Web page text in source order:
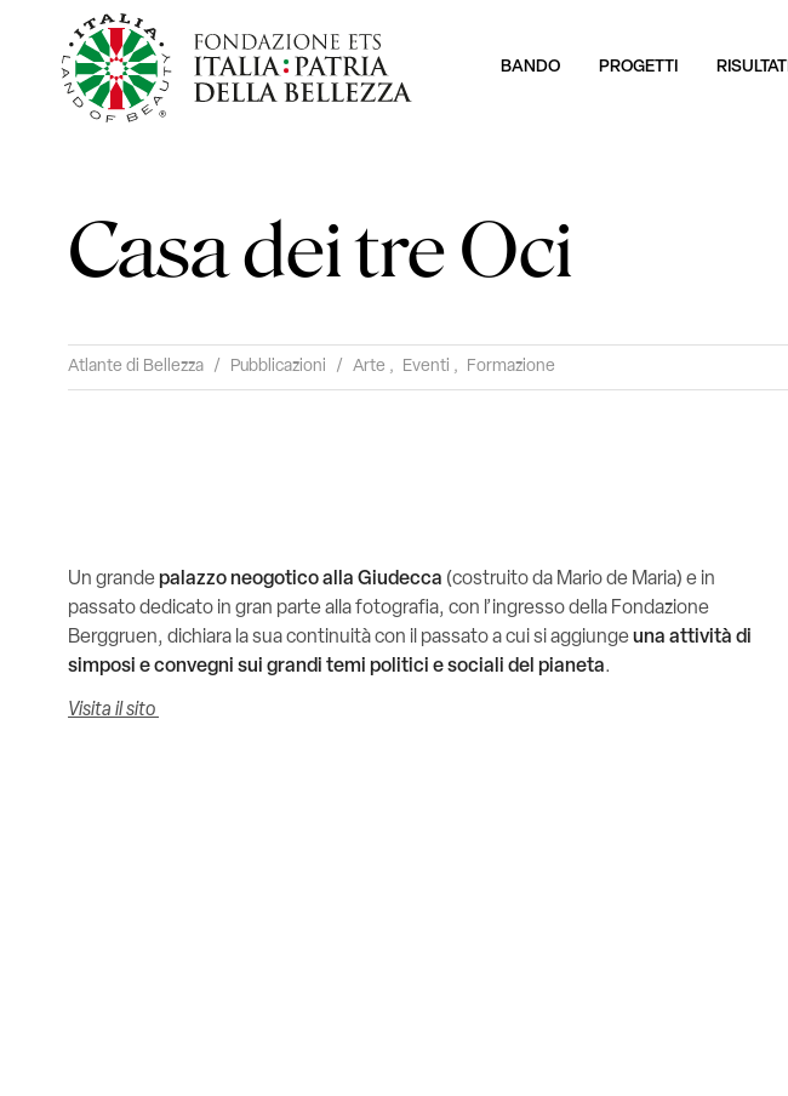
BANDO PROGETTI RISULTATI
Casa dei tre Oci
Atlante di Bellezza / Pubblicazioni / Arte , Eventi , Formazione
Un grandepalazzo neogotico alla Giudecca (costruito da Mario de Maria) e in
passato dedicato in gran parte alla fotografia, con l’ingresso della Fondazione
Berggruen, dichiara la sua continuità con il passato a cui si aggiungeuna attività di
simposi e convegni sui grandi temi politici e sociali del pianeta.
Visita il sito